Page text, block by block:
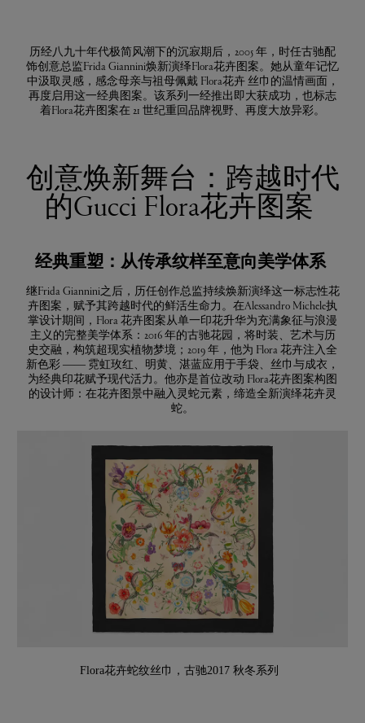
历经八九十年代极简风潮下的沉寂期后，2005 年，时任古驰配
饰创意总监Frida Giannini焕新演绎Flora花卉图案。她从童年记忆
中汲取灵感，感念母亲与祖母佩戴 Flora花卉 丝巾的温情画面，
再度启用这一经典图案。该系列一经推出即大获成功，也标志
着Flora花卉图案在 21 世纪重回品牌视野、再度大放异彩。
创意焕新舞台：跨越时代
的Gucci Flora花卉图案
经典重塑：从传承纹样至意向美学体系
继Frida Giannini之后，历任创作总监持续焕新演绎这一标志性花
卉图案，赋予其跨越时代的鲜活生命力。在Alessandro Michele执
掌设计期间，Flora 花卉图案从单一印花升华为充满象征与浪漫
主义的完整美学体系：2016 年的古驰花园，将时装、艺术与历
史交融，构筑超现实植物梦境；2019 年，他为 Flora 花卉注入全
新色彩 —— 霓虹玫红、明黄、湛蓝应用于手袋、丝巾与成衣，
为经典印花赋予现代活力。他亦是首位改动 Flora花卉图案构图
的设计师：在花卉图景中融入灵蛇元素，缔造全新演绎花卉灵
蛇。
Flora花卉蛇纹丝巾，古驰2017 秋冬系列